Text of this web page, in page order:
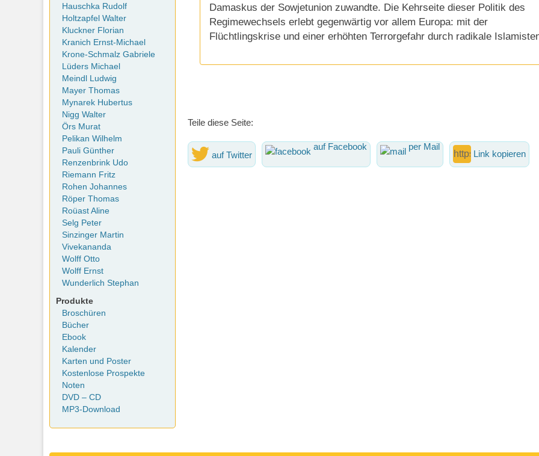
Damaskus der Sowjetunion zuwandte. Die Kehrseite dieser Politik des
Regimewechsels erlebt gegenwärtig vor allem Europa: mit der
Flüchtlingskrise und einer erhöhten Terrorgefahr durch radikale
Teile diese Seite:
auf Twitter
auf Facebook per Mail
Link kopieren
Hauschka Rudolf
Holtzapfel Walter
Kluckner Florian
Kranich Ernst-Michael
Krone-Schmalz Gabriele
Lüders Michael
Meindl Ludwig
Mayer Thomas
Mynarek Hubertus
Nigg Walter
Örs Murat
Pelikan Wilhelm
Pauli Günther
Renzenbrink Udo
Riemann Fritz
Rohen Johannes
Röper Thomas
Roüast Aline
Selg Peter
Sinzinger Martin
Vivekananda
Wolff Otto
Wolff Ernst
Wunderlich Stephan
Produkte
Broschüren
Bücher
Ebook
Kalender
Karten und Poster
Kostenlose Prospekte
Noten
DVD – CD
MP3-Download